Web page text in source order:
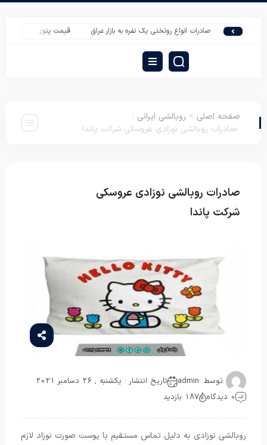
صادرات انواع روتختی یک نفره به بازار عراق قیمت پتوی یک نفره نسیم برای
صفحه اصلی > روبالشی ایرانی :
صادرات روبالشی نوزادی عروسکی شرکت پاندا
صادرات روبالشی نوزادی عروسکی
شرکت پاندا
توسط :admin
تاریخ انتشار : یکشنبه , 26 دسامبر 2021
0 دیدگاه
187 بازدید
روبالشی نوزادی به دلیل تماس مستقیم با پوست صورت نوزاد لازم